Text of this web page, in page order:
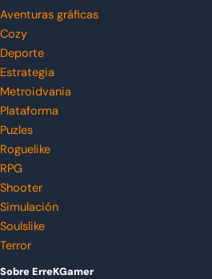
Aventuras gráficas
Cozy
Deporte
Estrategia
Metroidvania
Plataforma
Puzles
Roguelike
RPG
Shooter
Simulación
Soulslike
Terror
Sobre ErreKGamer